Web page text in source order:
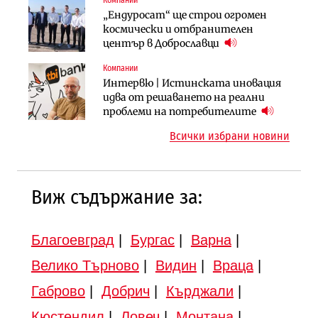
„Ендуросат“ ще строи огромен
космически и отбранителен
център в Доброславци
Компании
Интервю | Истинската иновация
идва от решаването на реални
проблеми на потребителите
Компании
„Хювефарма“ подписа договор за
придобиване на Euroapi Italy
Инфраструктура
АПИ възложи промяната на
парцеларния план за
Публични финанси
След 20 години застой: Данъчните
оценки на имотите може да бъдат
Инфраструктура
Вторият мост над Варненското
езеро става част от бъдещата
Всички избрани новини
Виж съдържание за:
Благоевград Бургас| Варна|
Велико Търново| Видин Враца|
Габрово| Добрич Кърджали